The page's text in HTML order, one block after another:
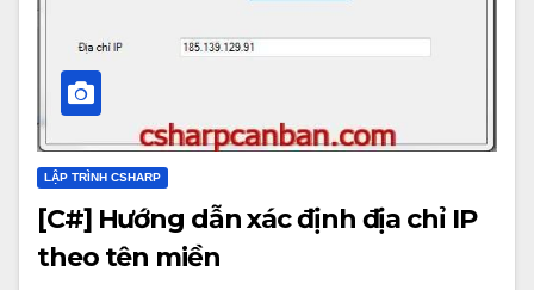
LẬP TRÌNH CSHARP
[C#] Hướng dẫn xác định địa chỉ IP
theo tên miền